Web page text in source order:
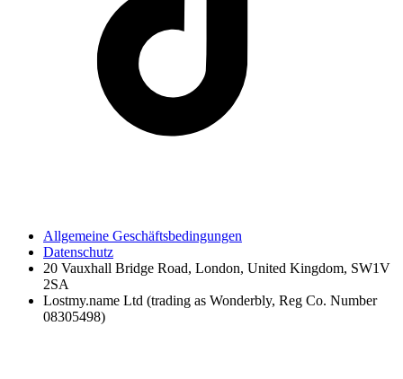
Allgemeine Geschäftsbedingungen
Datenschutz
20 Vauxhall Bridge Road, London, United Kingdom, SW1V
2SA
Lostmy.name Ltd (trading as Wonderbly, Reg Co. Number
08305498)